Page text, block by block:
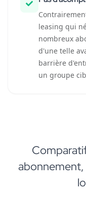
leasing qui
nombreux
d'une telle
barrière
un groupe
abonnement,